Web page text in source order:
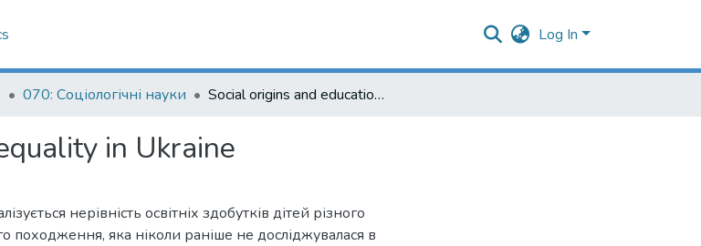
Log In
070: Соціологічні науки Social origins and educational inequality in Ukraine
in Ukraine
нерівність освітніх здобутків дітей різного
походження, яка ніколи раніше не досліджувалася в